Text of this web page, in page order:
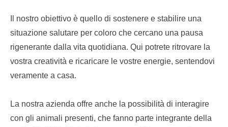
Il nostro obiettivo è quello di sostenere e stabilire una
situazione salutare per coloro che cercano una pausa
rigenerante dalla vita quotidiana. Qui potrete ritrovare la
vostra creatività e ricaricare le vostre energie, sentendovi
veramente a casa.
La nostra azienda offre anche la possibilità di interagire
con gli animali presenti, che fanno parte integrante della